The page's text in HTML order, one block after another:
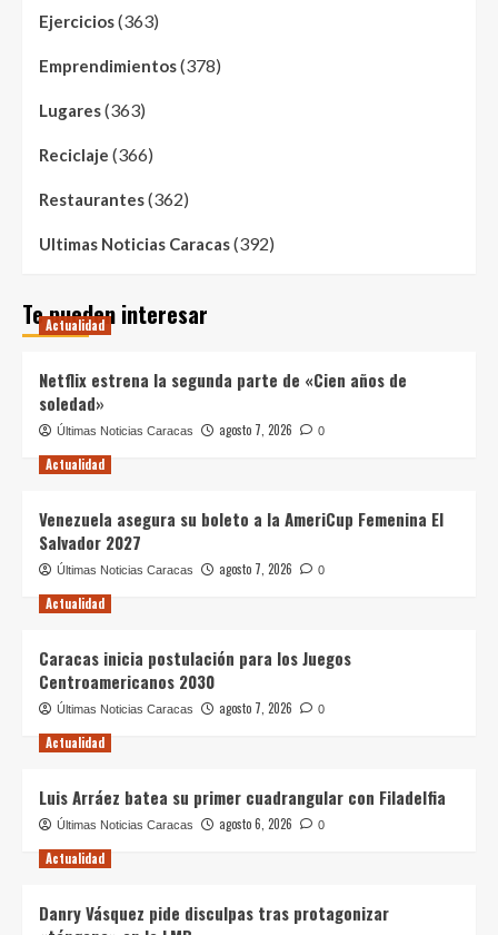
Ejercicios(363)
Emprendimientos(378)
Lugares(363)
Reciclaje (366)
Restaurantes(362)
Ultimas Noticias Caracas(392)
Te pueden interesar
Actualidad
Netflix estrena la segunda parte de «Cien años de
soledad»
Últimas Noticias Caracas agosto 7, 2026 0
Actualidad
Venezuela asegura su boleto a la AmeriCup Femenina El
Salvador 2027
Últimas Noticias Caracas agosto 7, 2026 0
Actualidad
Caracas inicia postulación para los Juegos
Centroamericanos 2030
Últimas Noticias Caracas agosto 7, 2026 0
Actualidad
Luis Arráez batea su primer cuadrangular con Filadelfia
Últimas Noticias Caracas agosto 6, 2026 0
Actualidad
Danry Vásquez pide disculpas tras protagonizar